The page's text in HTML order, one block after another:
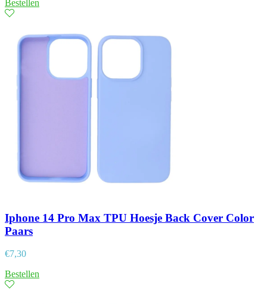
Bestellen
Iphone 14 Pro Max TPU Hoesje Back Cover Color
Paars
€7,30
Bestellen